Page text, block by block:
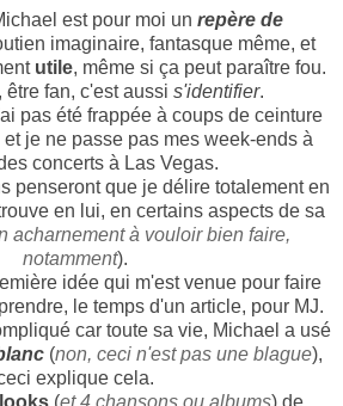
est pour moi un repère de
imaginaire, fantasque même, et
utile, même si ça peut paraître fou.
être fan, c'est aussi s'identifier.
pas été frappée à coups de ceinture
je ne passe pas mes week-ends à
concerts à Las Vegas.
penseront que je délire totalement en
en lui, en certains aspects de sa
acharnement à vouloir bien faire,
notamment).
idée qui m'est venue pour faire
le temps d'un article, pour MJ.
car toute sa vie, Michael a usé
(non, ceci n'est pas une blague),
explique cela.